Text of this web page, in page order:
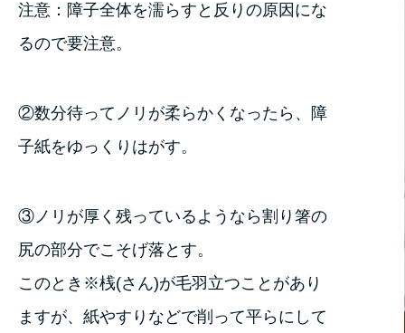
注意：障子全体を濡らすと反りの原因にな
るので要注意。
②数分待ってノリが柔らかくなったら、障
子紙をゆっくりはがす。
③ノリが厚く残っているようなら割り箸の
尻の部分でこそげ落とす。
このとき※桟(さん)が毛羽立つことがあり
ますが、紙やすりなどで削って平らにして